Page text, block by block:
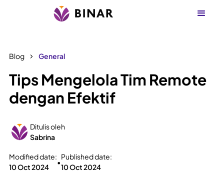
Blog General
Tips Mengelola Tim Remote
dengan Efektif
Ditulis oleh
Sabrina
Modified date:
10 Oct 2024
•
Published date:
10 Oct 2024